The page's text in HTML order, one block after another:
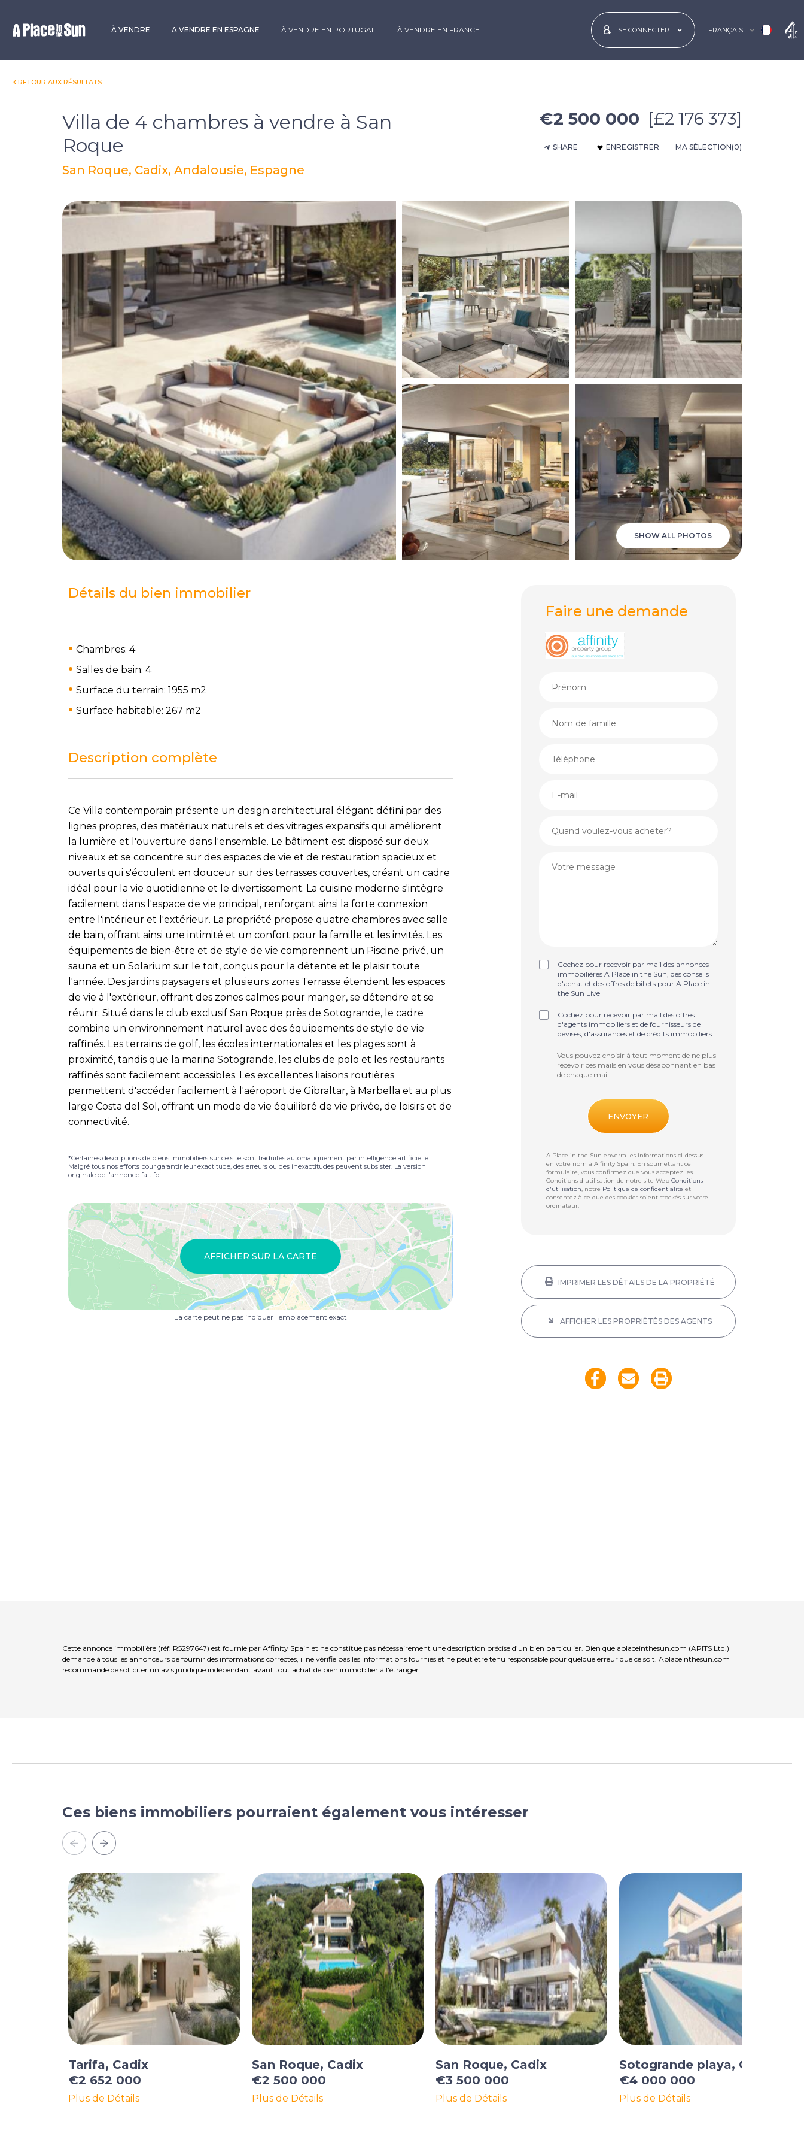
À VENDRE A VENDRE EN ESPAGNE À VENDRE EN PORTUGAL À VENDRE EN FRANCE SE CONNECTER FRANÇAIS
RETOUR AUX RÉSULTATS
Villa de 4 chambres à vendre à San
Roque
San Roque, Cadix, Andalousie, Espagne
€2 500 000 [£2 176 373]
SHARE ENREGISTRER MA SÉLECTION(0)
SHOW ALL PHOTOS
Détails du bien immobilier
Chambres: 4
Salles de bain: 4
Surface du terrain: 1955 m2
Surface habitable: 267 m2
Description complète
Ce Villa contemporain présente un design architectural élégant défini par des
lignes propres, des matériaux naturels et des vitrages expansifs qui améliorent
la lumière et l'ouverture dans l'ensemble. Le bâtiment est disposé sur deux
niveaux et se concentre sur des espaces de vie et de restauration spacieux et
ouverts qui s'écoulent en douceur sur des terrasses couvertes, créant un cadre
idéal pour la vie quotidienne et le divertissement. La cuisine moderne s'intègre
facilement dans l'espace de vie principal, renforçant ainsi la forte connexion
entre l'intérieur et l'extérieur. La propriété propose quatre chambres avec salle
de bain, offrant ainsi une intimité et un confort pour la famille et les invités. Les
équipements de bien-être et de style de vie comprennent un Piscine privé, un
sauna et un Solarium sur le toit, conçus pour la détente et le plaisir toute
l'année. Des jardins paysagers et plusieurs zones Terrasse étendent les espaces
de vie à l'extérieur, offrant des zones calmes pour manger, se détendre et se
réunir. Situé dans le club exclusif San Roque près de Sotogrande, le cadre
combine un environnement naturel avec des équipements de style de vie
raffinés. Les terrains de golf, les écoles internationales et les plages sont à
proximité, tandis que la marina Sotogrande, les clubs de polo et les restaurants
raffinés sont facilement accessibles. Les excellentes liaisons routières
permettent d'accéder facilement à l'aéroport de Gibraltar, à Marbella et au plus
large Costa del Sol, offrant un mode de vie équilibré de vie privée, de loisirs et de
connectivité.
*Certaines descriptions de biens immobiliers sur ce site sont traduites automatiquement par intelligence artificielle.
Malgré tous nos efforts pour garantir leur exactitude, des erreurs ou des inexactitudes peuvent subsister. La version
originale de l'annonce fait foi.
AFFICHER SUR LA CARTE
La carte peut ne pas indiquer l'emplacement exact
Faire une demande
Cochez pour recevoir par mail des annonces
immobilières A Place in the Sun, des conseils
d'achat et des offres de billets pour A Place in
the Sun Live
Cochez pour recevoir par mail des offres
d'agents immobiliers et de fournisseurs de
devises, d'assurances et de crédits immobiliers
Vous pouvez choisir à tout moment de ne plus
recevoir ces mails en vous désabonnant en bas
de chaque mail.
A Place in the Sun enverra les informations ci-dessus
en votre nom àAffinity Spain. En soumettant ce
formulaire, vous confirmez que vous acceptez les
Conditions d'utilisation de notre site WebConditions
d'utilisation, notre Politique de confidentialité et
consentez à ce que des cookies soient stockés sur votre
ordinateur.
IMPRIMER LES DÉTAILS DE LA PROPRIÉTÉ
AFFICHER LES PROPRIÈTÈS DES AGENTS
Cette annonce immobilière (réf: R5297647) est fournie par Affinity Spain et ne constitue pas nécessairement une description précise d’un bien particulier. Bien que aplaceinthesun.com (APITS Ltd.)
demande à tous les annonceurs de fournir des informations correctes, il ne vérifie pas les informations fournies et ne peut être tenu responsable pour quelque erreur que ce soit. Aplaceinthesun.com
recommande de solliciter un avis juridique indépendant avant tout achat de bien immobilier à l'étranger.
Ces biens immobiliers pourraient également vous intéresser
Tarifa, Cadix
€2 652 000
Plus de Détails
San Roque, Cadix
€2 500 000
Plus de Détails
San Roque, Cadix
€3 500 000
Plus de Détails
Sotogrande playa, Cadix
€4 000 000
Plus de Détails